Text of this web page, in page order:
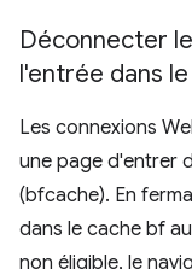
Déconnecter
l'entrée dans
Les connexions
une page d'entrer
(bfcache). En
dans le cache bf
non éligible, le